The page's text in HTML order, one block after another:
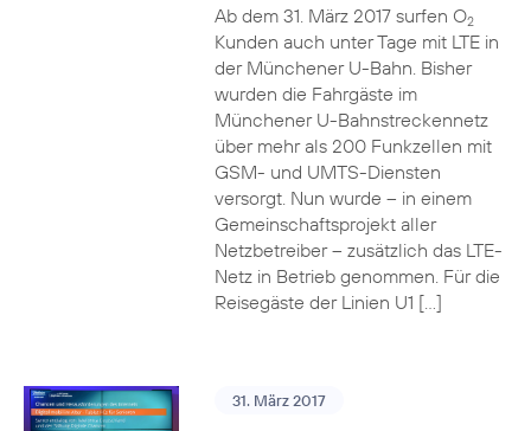
Ab dem 31. März 2017 surfen O2
Kunden auch unter Tage mit LTE in
der Münchener U-Bahn. Bisher
wurden die Fahrgäste im
Münchener U-Bahnstreckennetz
über mehr als 200 Funkzellen mit
GSM- und UMTS-Diensten
versorgt. Nun wurde – in einem
Gemeinschaftsprojekt aller
Netzbetreiber – zusätzlich das LTE-
Netz in Betrieb genommen. Für die
Reisegäste der Linien U1 […]
31. März 2017